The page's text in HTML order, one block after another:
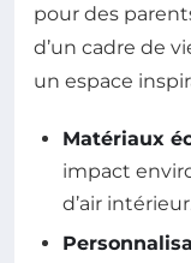
pour des
d’un cadre de
un espace
Matériaux
impact
d’air